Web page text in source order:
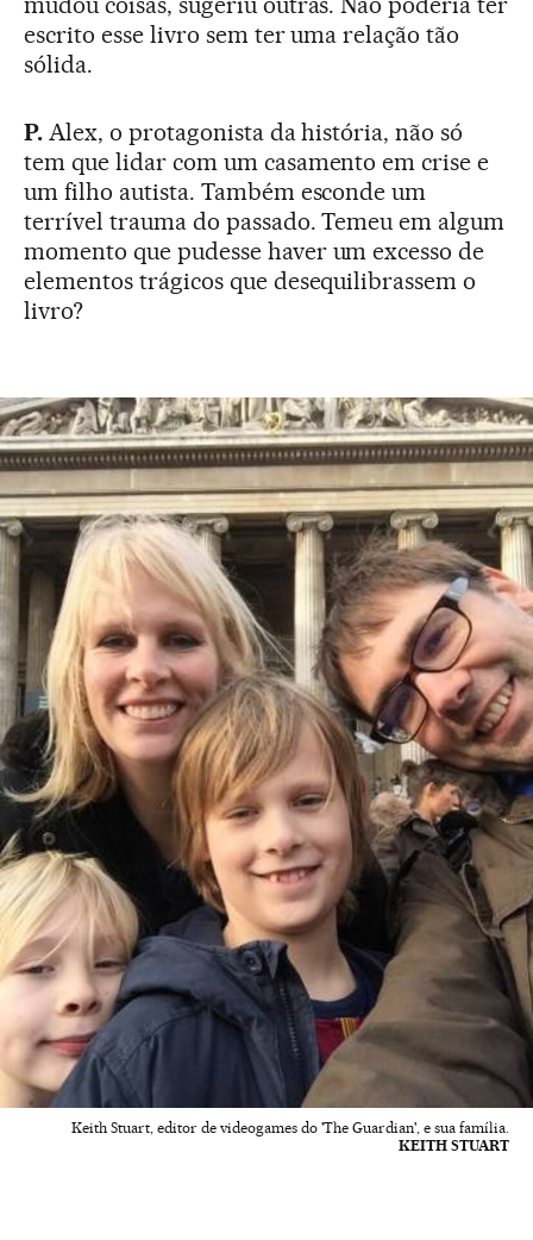
escrito esse livro sem ter uma relação tão
sólida.
P.Alex, o protagonista da história, não só
tem que lidar com um casamento em crise e
um filho autista. Também esconde um
terrível trauma do passado. Temeu em algum
momento que pudesse haver um excesso de
elementos trágicos que desequilibrassem o
livro?
Keith Stuart, editor de videogames do 'The Guardian', e sua família.
KEITH STUART